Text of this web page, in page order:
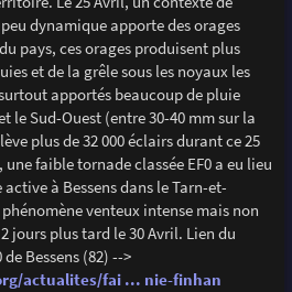
dynamique apporte des orages
pays, ces orages produisent plus
et de la grêle sous les noyaux les
apportés beaucoup de pluie
le Sud-Ouest (entre 30-40 mm sur la
plus de 32 000 éclairs durant ce 25
faible tornade classée EF0 a eu lieu
à Bessens dans le Tarn-et-
venteux intense mais non
jours plus tard le 30 Avril. Lien du
Bessens (82) -->
actualites/fai ... nie-finhan